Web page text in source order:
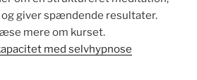
giver spændende resultater.
mere om kurset.
med selvhypnose